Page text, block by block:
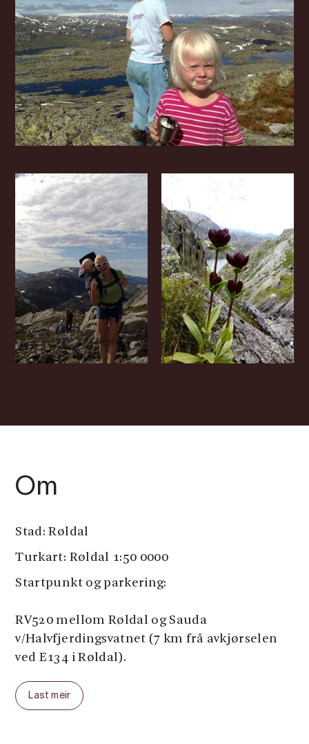
Om
Stad: Røldal
Turkart: Røldal 1:50 0000
Startpunkt og parkering:
RV520 mellom Røldal og Sauda
v/Halvfjerdingsvatnet (7 km frå avkjørselen
ved E134 i Røldal).
Merking:
Gradering: Raud, krevjande.
Last meir